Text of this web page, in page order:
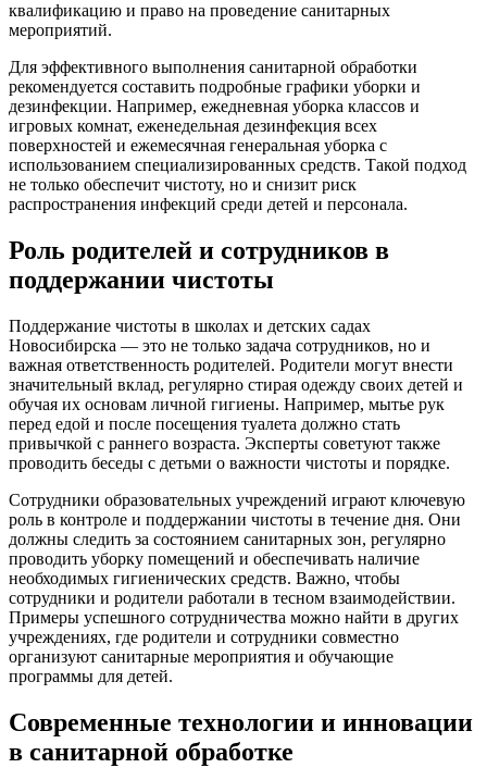
квалификацию и право на проведение санитарных
мероприятий.
Для эффективного выполнения санитарной обработки
рекомендуется составить подробные графики уборки и
дезинфекции. Например, ежедневная уборка классов и
игровых комнат, еженедельная дезинфекция всех
поверхностей и ежемесячная генеральная уборка с
использованием специализированных средств. Такой подход
не только обеспечит чистоту, но и снизит риск
распространения инфекций среди детей и персонала.
Роль родителей и сотрудников в
поддержании чистоты
Поддержание чистоты в школах и детских садах
Новосибирска — это не только задача сотрудников, но и
важная ответственность родителей. Родители могут внести
значительный вклад, регулярно стирая одежду своих детей и
обучая их основам личной гигиены. Например, мытье рук
перед едой и после посещения туалета должно стать
привычкой с раннего возраста. Эксперты советуют также
проводить беседы с детьми о важности чистоты и порядке.
Сотрудники образовательных учреждений играют ключевую
роль в контроле и поддержании чистоты в течение дня. Они
должны следить за состоянием санитарных зон, регулярно
проводить уборку помещений и обеспечивать наличие
необходимых гигиенических средств. Важно, чтобы
сотрудники и родители работали в тесном взаимодействии.
Примеры успешного сотрудничества можно найти в других
учреждениях, где родители и сотрудники совместно
организуют санитарные мероприятия и обучающие
программы для детей.
Современные технологии и инновации
в санитарной обработке